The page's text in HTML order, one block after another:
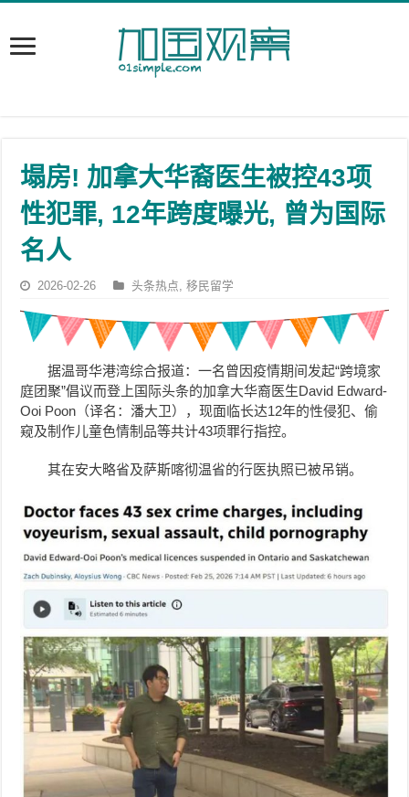
塌房! 加拿大华裔医生被控43项
性犯罪, 12年跨度曝光, 曾为国际
名人
2026-02-26 头条热点,移民留学
据温哥华港湾综合报道：一名曾因疫情期间发起“跨境家
庭团聚”倡议而登上国际头条的加拿大华裔医生David Edward-
Ooi Poon（译名：潘大卫），现面临长达12年的性侵犯、偷
窥及制作儿童色情制品等共计43项罪行指控。
其在安大略省及萨斯喀彻温省的行医执照已被吊销。